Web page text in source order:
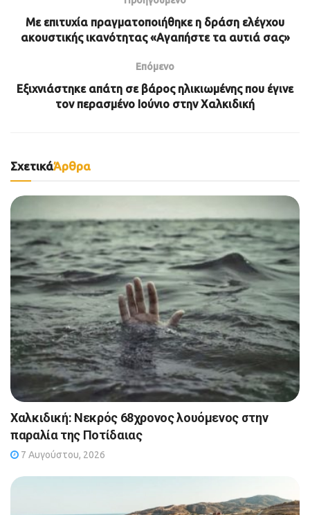
Με επιτυχία πραγματοποιήθηκε η δράση ελέγχου
ακουστικής ικανότητας «Αγαπήστε τα αυτιά σας»
Επόμενο
Εξιχνιάστηκε απάτη σε βάρος ηλικιωμένης που έγινε
τον περασμένο Ιούνιο στην Χαλκιδική
ΣχετικάΆρθρα
Χαλκιδική: Νεκρός 68χρονος λουόμενος στην
παραλία της Ποτίδαιας
7 Αυγούστου, 2026